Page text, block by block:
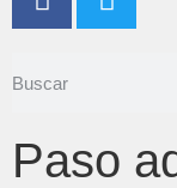
Paso